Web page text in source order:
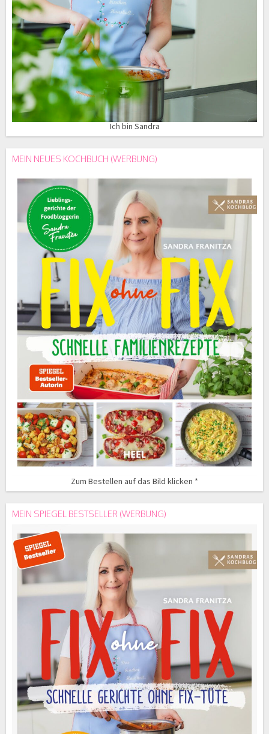
Ich bin Sandra
MEIN NEUES KOCHBUCH (WERBUNG)
Zum Bestellen auf das Bild klicken *
MEIN SPIEGEL BESTSELLER (WERBUNG)